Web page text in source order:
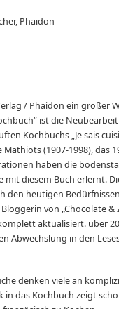
Phaidon
/ Phaidon ein großer
ist die
Kochbuchs „Je sais
(1907-1998), das
haben die
mit diesem Buch erlernt.
den heutigen
von „Chocolate &
aktualisiert. über
Abwechslung in den
denken viele an
in das Kochbuch zeigt